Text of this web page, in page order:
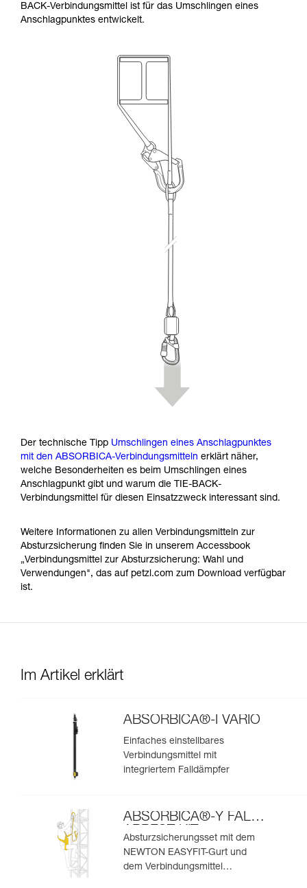
BACK-Verbindungsmittel ist für das Umschlingen eines
Anschlagpunktes entwickelt.
Der technische Tipp Umschlingen eines Anschlagpunktes
mit den ABSORBICA-Verbindungsmitteln erklärt näher,
welche Besonderheiten es beim Umschlingen eines
Anschlagpunkt gibt und warum die TIE-BACK-
Verbindungsmittel für diesen Einsatzzweck interessant sind.
Weitere Informationen zu allen Verbindungsmitteln zur
Absturzsicherung finden Sie in unserem Accessbook
„Verbindungsmittel zur Absturzsicherung: Wahl und
Verwendungen", das auf petzl.com zum Download verfügbar
ist.
Im Artikel erklärt
ABSORBICA®-I VARIO
Einfaches einstellbares
Verbindungsmittel mit
integriertem Falldämpfer
ABSORBICA®-Y FALL
ARREST KIT
Absturzsicherungsset mit dem
NEWTON EASYFIT-Gurt und
dem Verbindungsmittel